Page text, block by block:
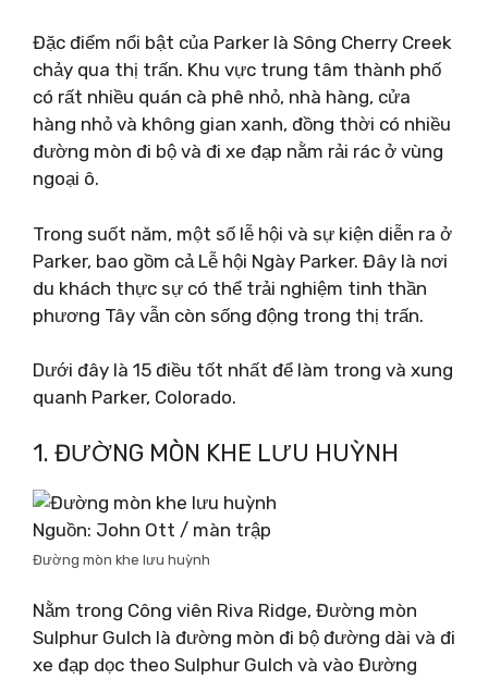
Đặc điểm nổi bật của Parker là Sông Cherry Creek
chảy qua thị trấn. Khu vực trung tâm thành phố
có rất nhiều quán cà phê nhỏ, nhà hàng, cửa
hàng nhỏ và không gian xanh, đồng thời có nhiều
đường mòn đi bộ và đi xe đạp nằm rải rác ở vùng
ngoại ô.
Trong suốt năm, một số lễ hội và sự kiện diễn ra ở
Parker, bao gồm cả Lễ hội Ngày Parker. Đây là nơi
du khách thực sự có thể trải nghiệm tinh thần
phương Tây vẫn còn sống động trong thị trấn.
Dưới đây là 15 điều tốt nhất để làm trong và xung
quanh Parker, Colorado.
1. ĐƯỜNG MÒN KHE LƯU HUỲNH
Nguồn: John Ott / màn trập
Đường mòn khe lưu huỳnh
Nằm trong Công viên Riva Ridge, Đường mòn
Sulphur Gulch là đường mòn đi bộ đường dài và đi
xe đạp dọc theo Sulphur Gulch và vào Đường